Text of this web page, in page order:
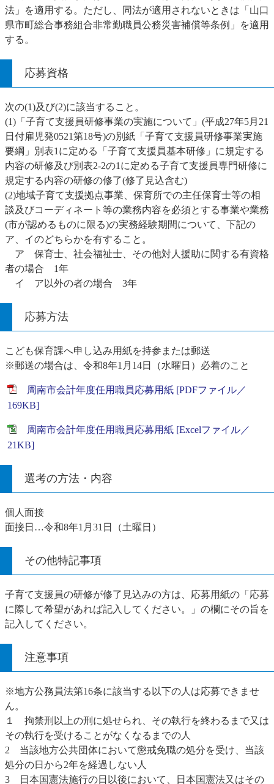
法」を適用する。ただし、同法が適用されないときは「山口
県市町総合事務組合非常勤職員公務災害補償等条例」を適用
する。
応募資格
次の(1)及び(2)に該当すること。
(1)「子育て支援員研修事業の実施について」(平成27年5月21
日付雇児発0521第18号)の別紙「子育て支援員研修事業実施
要綱」別表1に定める「子育て支援員基本研修」に規定する
内容の研修及び別表2-2の1に定める子育て支援員専門研修に
規定する内容の研修の修了(修了見込含む)
(2)地域子育て支援拠点事業、保育所での主任保育士等の相
談及びコーディネート等の業務内容を必須とする事業や業務
(市が認めるものに限る)の実務経験期間について、下記の
ア、イのどちらかを有すること。
ア 保育士、社会福祉士、その他対人援助に関する有資格
者の場合 1年
イ ア以外の者の場合 3年
応募方法
こども保育課へ申し込み用紙を持参または郵送
※郵送の場合は、令和8年1月14日（水曜日）必着のこと
周南市会計年度任用職員応募用紙 [PDFファイル／
169KB]
周南市会計年度任用職員応募用紙 [Excelファイル／
21KB]
選考の方法・内容
個人面接
面接日…令和8年1月31日（土曜日）
その他特記事項
子育て支援員の研修が修了見込みの方は、応募用紙の「応募
に際して希望があれば記入してください。」の欄にその旨を
記入してください。
注意事項
※地方公務員法第16条に該当する以下の人は応募できませ
ん。
１ 拘禁刑以上の刑に処せられ、その執行を終わるまで又は
その執行を受けることがなくなるまでの人
2 当該地方公共団体において懲戒免職の処分を受け、当該
処分の日から2年を経過しない人
3 日本国憲法施行の日以後において、日本国憲法又はその